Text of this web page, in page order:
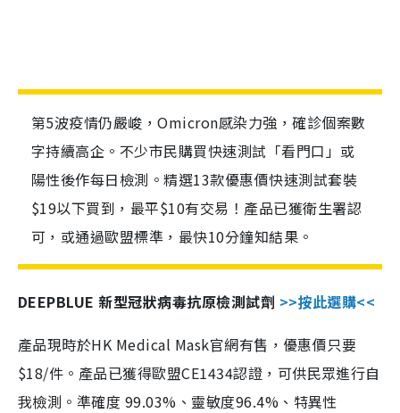
第5波疫情仍嚴峻，Omicron感染力強，確診個案數
字持續高企。不少市民購買快速測試「看門口」或
陽性後作每日檢測。精選13款優惠價快速測試套裝
$19以下買到，最平$10有交易！產品已獲衛生署認
可，或通過歐盟標準，最快10分鐘知結果。
DEEPBLUE 新型冠狀病毒抗原檢測試劑 >>按此選購<<
產品現時於HK Medical Mask官網有售，優惠價只要
$18/件。產品已獲得歐盟CE1434認證，可供民眾進行自
我檢測。準確度 99.03%、靈敏度96.4%、特異性